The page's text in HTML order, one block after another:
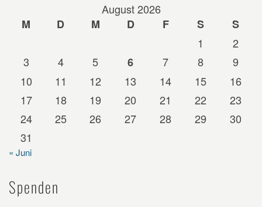
August 2026
M
D M D F S
S
1
2
3
4 5 6 7 8
9
10
11 12 13 14 15
16
17
18 19 20 21 22
23
24
25 26 27 28 29
30
31
« Juni
Spenden